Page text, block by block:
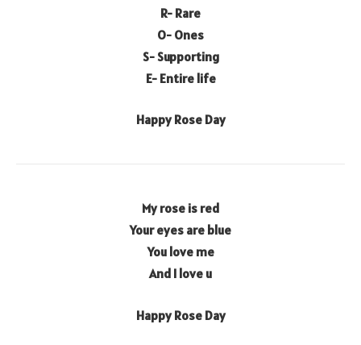
R- Rare
O- Ones
S- Supporting
E- Entire life
Happy Rose Day
My rose is red
Your eyes are blue
You love me
And I love u
Happy Rose Day